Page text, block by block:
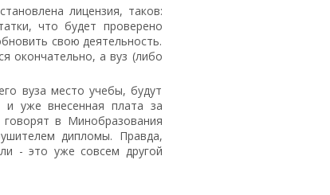
лицензия, таков:
что будет проверено
свою деятельность.
окончательно, а вуз (либо
вуза место учебы, будут
уже внесенная плата за
говорят в Минобразования
дипломы. Правда,
- это уже совсем другой